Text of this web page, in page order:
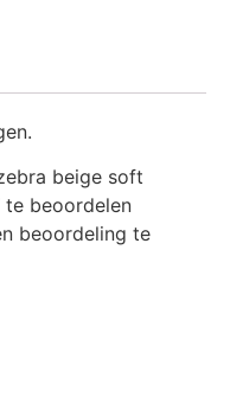
beige soft
te beoordelen
beoordeling te